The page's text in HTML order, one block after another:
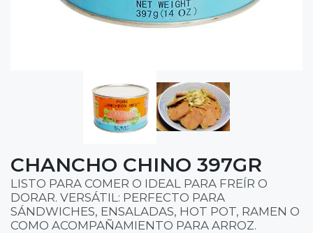
CHANCHO CHINO 397GR
LISTO PARA COMER O IDEAL PARA FREÍR O
DORAR. VERSÁTIL: PERFECTO PARA
SÁNDWICHES, ENSALADAS, HOT POT, RAMEN O
COMO ACOMPAÑAMIENTO PARA ARROZ.